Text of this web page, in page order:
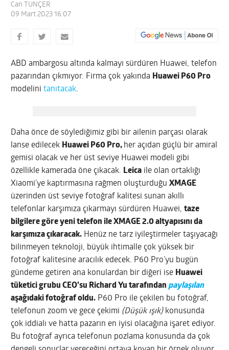
Can TUNÇER
09 Mart 2023 16:07
ABD ambargosu altında kalmayı sürdüren Huawei, telefon
pazarından çıkmıyor. Firma çok yakında Huawei P60 Pro
modelinitanıtacak.
Daha önce de söylediğimiz gibi bir ailenin parçası olarak
lanse edilecek Huawei P60 Pro, her açıdan güçlü bir amiral
gemisi olacak ve her üst seviye Huawei modeli gibi
özellikle kamerada öne çıkacak. Leica ile olan ortaklığı
Xiaomi’ye kaptırmasına rağmen oluşturduğuXMAGE
üzerinden üst seviye fotoğraf kalitesi sunan akıllı
telefonlar karşımıza çıkarmayı sürdüren Huawei,taze
bilgilere göre yeni telefon ile XMAGE 2.0 altyapısını da
karşımıza çıkaracak. Henüz ne tarz iyileştirmeler taşıyacağı
bilinmeyen teknoloji, büyük ihtimalle çok yüksek bir
fotoğraf kalitesine aracılık edecek. P60 Pro’yu bugün
gündeme getiren ana konulardan bir diğeri ise Huawei
tüketici grubu CEO’su Richard Yu tarafından paylaşılan
aşağıdaki fotoğraf oldu. P60 Pro ile çekilen bu fotoğraf,
telefonun zoom ve gece çekimi (Düşük ışık)konusunda
çok iddialı ve hatta pazarın en iyisi olacağına işaret ediyor.
Bu fotoğraf ayrıca telefonun pozlama konusunda da çok